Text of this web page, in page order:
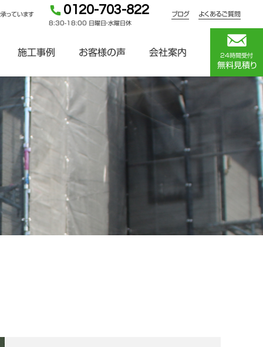
っています 0120-703-822
8:30-18:00 日曜日・水曜日休
ブログ よくあるご質問
施工事例 お客様の声 会社案内 24時間受付
無料見積り